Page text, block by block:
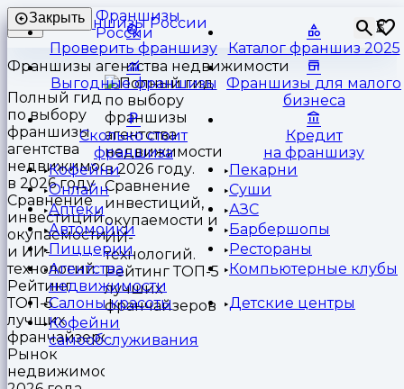
Франшизы
России
⏳
Закрыть
Проверить франшизу Каталог франшиз 2025
Выгодные франшизы
Франшизы для малого
бизнеса
Сколько стоит
франшиза
Кредит
на франшизу
Кофейни
Пекарни
Онлайн
Суши
Аптеки
АЗС
Автомойки
Барбершопы
Пиццерии
Рестораны
Агентства
недвижимости
Компьютерные клубы
Салоны красоты
Детские центры
Кофейни
самообслуживания
Франшизы агентства недвижимости
Полный гид
по выбору
франшизы
агентства
недвижимости
в 2026 году.
Сравнение
инвестиций,
окупаемости
и ИИ-
технологий.
Рейтинг
ТОП-5
лучших
франчайзеров.
Рынок
недвижимости